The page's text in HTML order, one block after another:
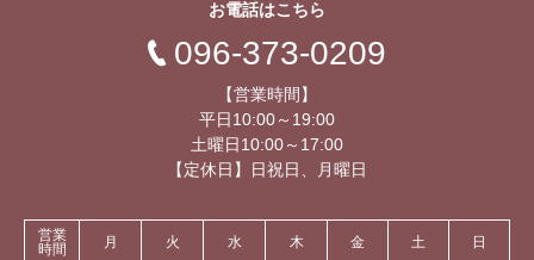
お電話はこちら
096-373-0209
【営業時間】
平日10:00～19:00
土曜日10:00～17:00
【定休日】日祝日、月曜日
営業
時間
月 火 水 木 金 土 日